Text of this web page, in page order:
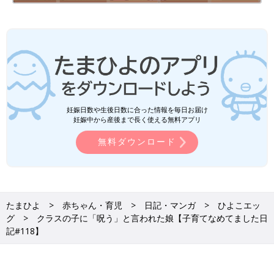
妊娠日数や生後日数に合った情報を毎日お届け
妊娠中から産後まで長く使える無料アプリ
無料ダウンロード
たまひよ 赤ちゃん・育児 日記・マンガ
ひよこエッ
グ
クラスの子に「呪う」と言われた娘【子育てなめてました日
記#118】